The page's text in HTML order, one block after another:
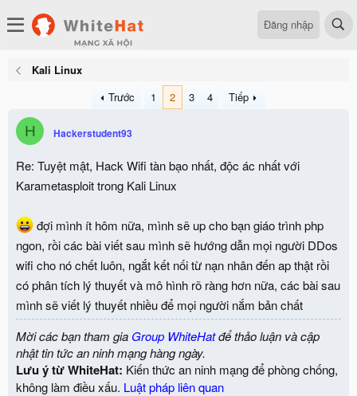
Đăng nhập
Kali Linux
Trước
1 2 3 4 Tiếp
H Hackerstudent93
Re: Tuyệt mật, Hack Wifi tàn bạo nhất, độc ác nhất với
Karametasploit trong Kali Linux
đợi mình ít hôm nữa, mình sẽ up cho bạn giáo trình php
ngon, rồi các bài viết sau mình sẽ hướng dẫn mọi người DDos
wifi cho nó chết luôn, ngắt kết nối từ nạn nhân đến ap thật rồi
có phân tích lý thuyết và mô hình rõ ràng hơn nữa, các bài sau
mình sẽ viết lý thuyết nhiều để mọi người nắm bản chất
Mời các bạn tham gia Group WhiteHatđể thảo luận và cập
nhật tin tức an ninh mạng hàng ngày.
Lưu ý từ WhiteHat: Kiến thức an ninh mạng để phòng chống,
không làm điều xấu. Luật pháp liên quan